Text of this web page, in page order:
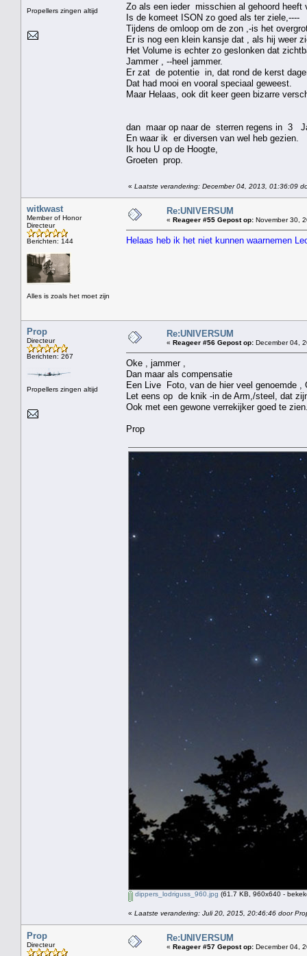
Propellers zingen altijd
Zo als een ieder misschien al gehoord heeft
Is de komeet ISON zo goed als ter ziele,----
Tijdens de omloop om de zon ,-is het
Er is nog een klein kansje dat , als hij weer
Het Volume is echter zo geslonken dat
Jammer , --heel jammer.
Er zat de potentie in, dat rond de kerst
Dat had mooi en vooral speciaal geweest.
Maar Helaas, ook dit keer geen bizarre
dan maar op naar de sterren regens in 3
En waar ik er diversen van wel heb gezien.
Ik hou U op de Hoogte,
Groeten prop.
« Laatste verandering: December 04, 2013, 01:36:09
witkwast
Member of Honor
Directeur
Berichten: 144
Alles is zoals het moet zijn
Re:UNIVERSUM
« Reageer #55 Gepost op: November 30,
Helaas heb ik het niet kunnen waarnemen
Prop
Directeur
Berichten: 267
Propellers zingen altijd
Re:UNIVERSUM
« Reageer #56 Gepost op: December 04,
Oke , jammer ,
Dan maar als compensatie
Een Live Foto, van de hier veel genoemde ,
Let eens op de knik -in de Arm,/steel, dat
Ook met een gewone verrekijker goed te
Prop
dippers_lodriguss_960.jpg (61.7 KB, 960x640 -
« Laatste verandering: Juli 20, 2015, 20:46:46 door
Prop
Directeur
Re:UNIVERSUM
« Reageer #57 Gepost op: December 04,